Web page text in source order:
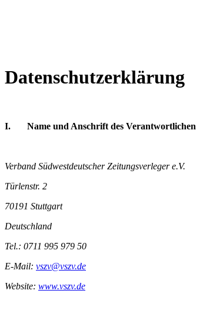
Datenschutzerklärung
I. Name und Anschrift des Verantwortlichen
Verband Südwestdeutscher Zeitungsverleger e.V.
Türlenstr. 2
70191 Stuttgart
Deutschland
Tel.: 0711 995 979 50
E-Mail: vszv@vszv.de
Website: www.vszv.de